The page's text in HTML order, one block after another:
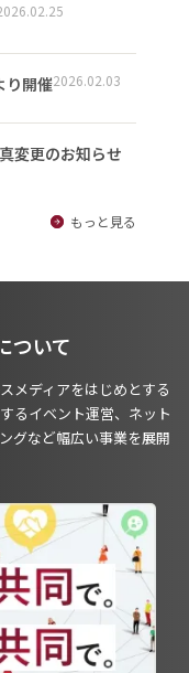
り開催2026.02.03
変更のお知らせ
もっと見る
ついて
メディアをはじめとする
るイベント運営、ネット
グなど幅広い事業を展開